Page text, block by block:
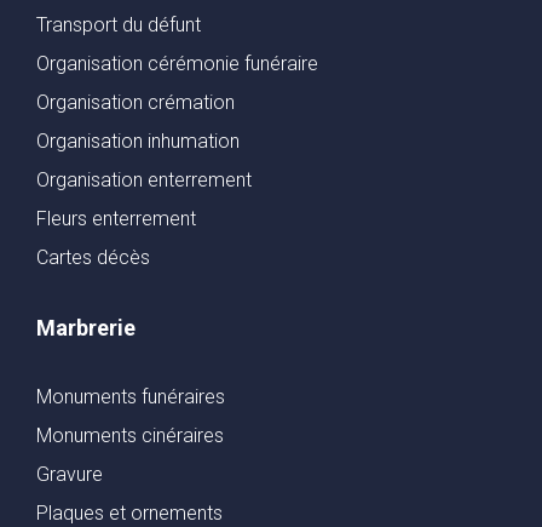
Transport du défunt
Organisation cérémonie funéraire
Organisation crémation
Organisation inhumation
Organisation enterrement
Fleurs enterrement
Cartes décès
Marbrerie
Monuments funéraires
Monuments cinéraires
Gravure
Plaques et ornements